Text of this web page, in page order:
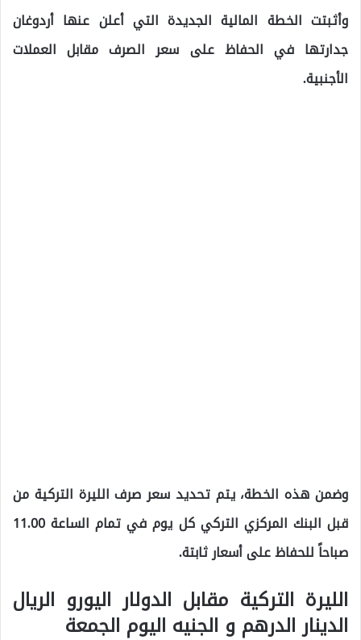
وأثبتت الخطة المالية الجديدة التي أعلن عنها أردوغان
جدارتها في الحفاظ على سعر الصرف مقابل العملات
الأجنبية.
وضمن هذه الخطة، يتم تحديد سعر صرف الليرة التركية من
قبل البنك المركزي التركي كل يوم في تمام الساعة 11.00
صباحاً للحفاظ على أسعار ثابتة.
الليرة التركية مقابل الدولار اليورو الريال
الدينار الدرهم و الجنيه اليوم الجمعة